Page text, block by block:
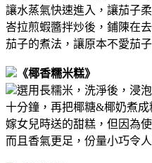
讓水蒸氣快速進入，讓茄子
峇拉煎蝦醬拌炒後，鋪陳在
茄子的煮法，讓原本不愛茄
《椰香糯米糕》
選用長糯米，洗淨後，浸
十分鐘，再把椰糖&椰奶煮成
嫁女兒時送的甜糕，但因為
而且香氣更足，份量小巧令